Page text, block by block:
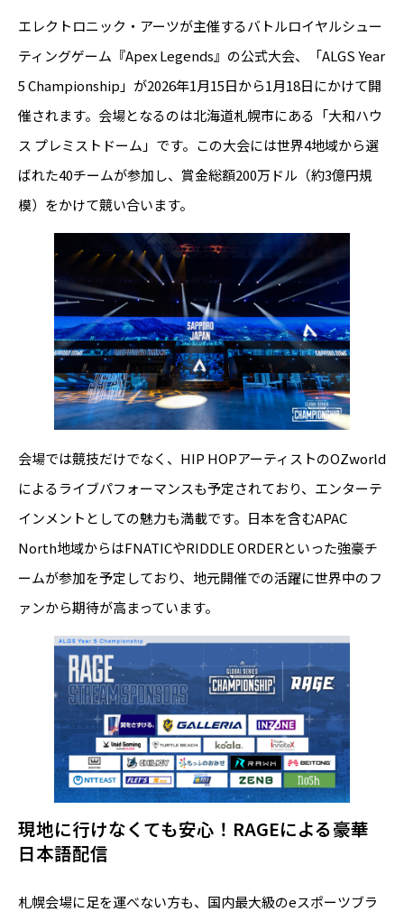
エレクトロニック・アーツが主催するバトルロイヤルシュー
ティングゲーム『Apex Legends』の公式大会、「ALGS Year
5 Championship」が2026年1月15日から1月18日にかけて開
催されます。会場となるのは北海道札幌市にある「大和ハウ
ス プレミストドーム」です。この大会には世界4地域から選
ばれた40チームが参加し、賞金総額200万ドル（約3億円規
模）をかけて競い合います。
会場では競技だけでなく、HIP HOPアーティストのOZworld
によるライブパフォーマンスも予定されており、エンターテ
インメントとしての魅力も満載です。日本を含むAPAC
North地域からはFNATICやRIDDLE ORDERといった強豪チ
ームが参加を予定しており、地元開催での活躍に世界中のフ
ァンから期待が高まっています。
現地に行けなくても安心！RAGEによる豪華
日本語配信
札幌会場に足を運べない方も、国内最大級のeスポーツブラ